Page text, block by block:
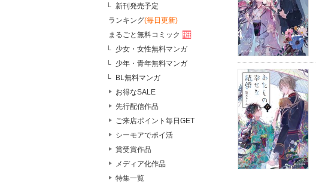
新刊発売予定
ランキング(毎日更新)
まるごと無料コミック
少女・女性無料マンガ
少年・青年無料マンガ
BL無料マンガ
お得なSALE
先行配信作品
ご来店ポイント毎日GET
シーモアでポイ活
賞受賞作品
メディア化作品
特集一覧